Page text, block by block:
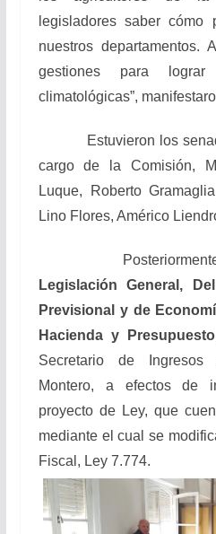
legisladores saber cómo
nuestros departamentos.
gestiones para lograr
climatológicas”,
Estuvieron los
cargo de la Comisión,
Luque, Roberto
Lino Flores, Américo
Posteriormente,
Legislación General,
Previsional y de
Hacienda y Presupuesto
Secretario de
Montero, a efectos de
proyecto de Ley, que
mediante el cual se
Fiscal, Ley 7.774.